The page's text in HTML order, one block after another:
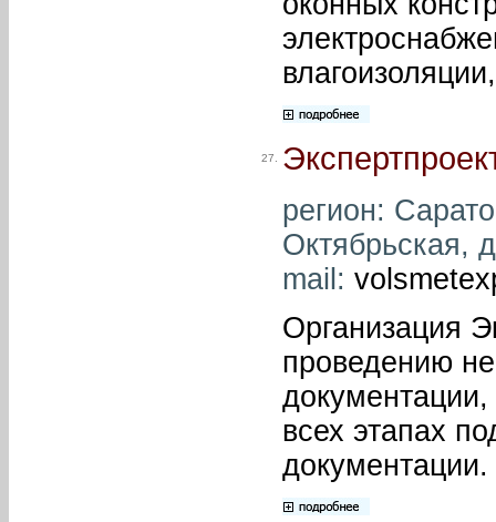
27.
регион:
Октябрьская,
mail:
Организация
проведению
всех этапах
документации.